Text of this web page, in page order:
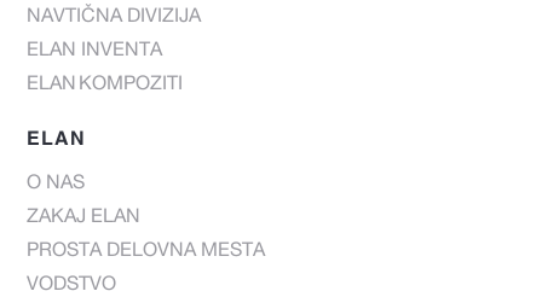
NAVTIČNA DIVIZIJA
ELAN INVENTA
ELAN KOMPOZITI
ELAN
O NAS
ZAKAJ ELAN
PROSTA DELOVNA MESTA
VODSTVO